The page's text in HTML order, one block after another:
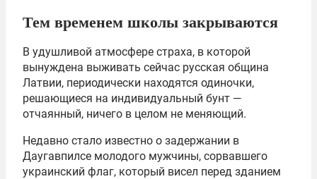
Тем временем школы закрываются
В удушливой атмосфере страха, в которой
вынуждена выживать сейчас русская община
Латвии, периодически находятся одиночки,
решающиеся на индивидуальный бунт —
отчаянный, ничего в целом не меняющий.
Недавно стало известно о задержании в
Даугавпилсе молодого мужчины, сорвавшего
украинский флаг, который висел перед зданием